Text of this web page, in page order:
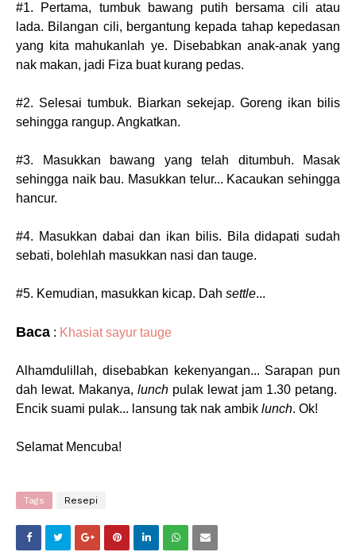
#1. Pertama, tumbuk bawang putih bersama cili atau
lada. Bilangan cili, bergantung kepada tahap kepedasan
yang kita mahukanlah ye. Disebabkan anak-anak yang
nak makan, jadi Fiza buat kurang pedas.
#2. Selesai tumbuk. Biarkan sekejap. Goreng ikan bilis
sehingga rangup. Angkatkan.
#3. Masukkan bawang yang telah ditumbuh. Masak
sehingga naik bau. Masukkan telur... Kacaukan sehingga
hancur.
#4. Masukkan dabai dan ikan bilis. Bila didapati sudah
sebati, bolehlah masukkan nasi dan tauge.
#5. Kemudian, masukkan kicap. Dah settle...
Baca : Khasiat sayur tauge
Alhamdulillah, disebabkan kekenyangan... Sarapan pun
dah lewat. Makanya, lunch pulak lewat jam 1.30 petang.
Encik suami pulak... lansung tak nak ambik lunch. Ok!
Selamat Mencuba!
Tags Resepi